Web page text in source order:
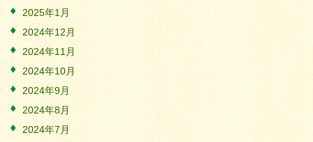
2025年1月
2024年12月
2024年11月
2024年10月
2024年9月
2024年8月
2024年7月